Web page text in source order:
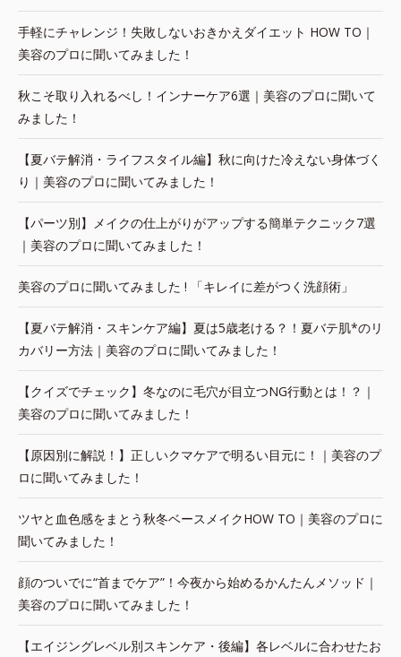
手軽にチャレンジ！失敗しないおきかえダイエット HOW TO｜
美容のプロに聞いてみました！
秋こそ取り入れるべし！インナーケア6選｜美容のプロに聞いて
みました！
【夏バテ解消・ライフスタイル編】秋に向けた冷えない身体づく
り｜美容のプロに聞いてみました！
【パーツ別】メイクの仕上がりがアップする簡単テクニック7選
｜美容のプロに聞いてみました！
美容のプロに聞いてみました ! 「キレイに差がつく洗顔術」
【夏バテ解消・スキンケア編】夏は5歳老ける？！夏バテ肌*のリ
カバリー方法｜美容のプロに聞いてみました！
【クイズでチェック】冬なのに毛穴が目立つNG行動とは！？｜
美容のプロに聞いてみました！
【原因別に解説！】正しいクマケアで明るい目元に！｜美容のプ
ロに聞いてみました！
ツヤと血色感をまとう秋冬ベースメイクHOW TO｜美容のプロに
聞いてみました！
顔のついでに“首までケア”！今夜から始めるかんたんメソッド｜
美容のプロに聞いてみました！
【エイジングレベル別スキンケア・後編】各レベルに合わせたお